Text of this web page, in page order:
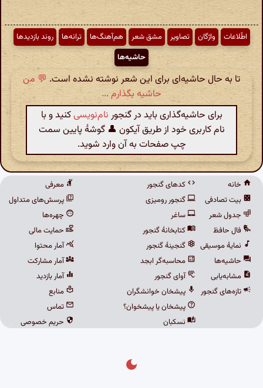
اطّلاعات واژگان تصاویر مشق شعر هم‌آهنگ‌ها ترانه‌ها
روند بازدیدها
حاشیه‌ها
تا به حال حاشیه‌ای برای این شعر نوشته نشده است. 💬 من
حاشیه بگذارم ...
برای حاشیه‌گذاری باید در گنجور نام‌نویسیکنید و با
نام کاربری خود از طریق آیکون 👤 گوشهٔ پایین سمت
چپ صفحات به آن وارد شوید.
خانه
بیت تصادفی
جدول شعر
فال حافظ
نمایهٔ موسیقی
حاشیه‌ها
مشابه‌یابی
تازه‌های گنجور
کدهای گنجور
گنجور رومیزی
ساغر
کتابخانهٔ گنجور
گنجینهٔ گنجور
محاسبه‌گر ابجد
آوای گنجور
پیشخان خوانشگران
پیشخان یا پیشخوان؟
نسکبان
معرفی
پرسش‌های متداول
چهره‌ها
حمایت مالی
آمار محتوا
آمار مشارکت
آمار بازدید
منابع
تماس
حریم خصوصی